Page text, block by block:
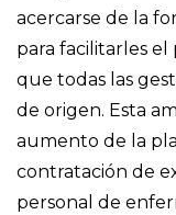
acercarse de la
para facilitarles
que todas las
de origen. Esta
aumento de la
contratación de
personal de